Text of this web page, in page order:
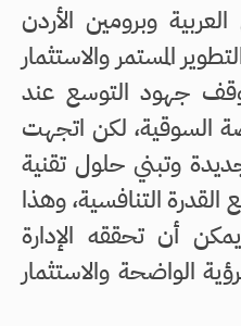
وبرومين الأردن
المستمر والاستثمار
جهود التوسع عند
السوقية، لكن اتجهت
وتبني حلول تقنية
القدرة التنافسية، وهذا
أن تحققه الإدارة
الواضحة والاستثمار